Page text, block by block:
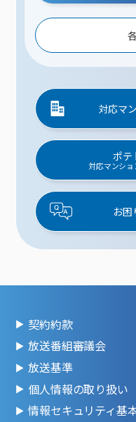
対応マ
ポテ
対応マンシ
お困
契約約款
放送番組審議会
放送基準
個人情報の取り扱い
情報セキュリティ基